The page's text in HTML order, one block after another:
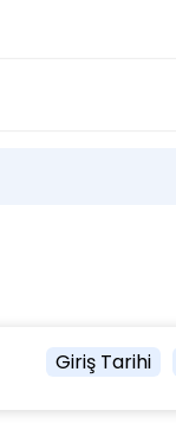
Giriş Tarihi